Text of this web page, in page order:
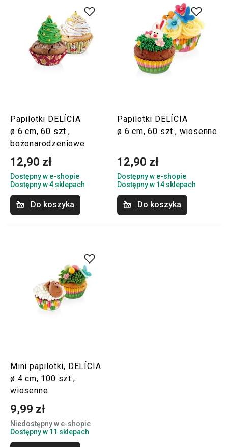
Papilotki DELÍCIA
ø 6 cm, 60 szt.,
bożonarodzeniowe
12,90 zł
Dostępny w e-shopie
Dostępny w 4 sklepach
Do koszyka
Papilotki DELÍCIA
ø 6 cm, 60 szt., wiosenne
12,90 zł
Dostępny w e-shopie
Dostępny w 14 sklepach
Do koszyka
Mini papilotki, DELÍCIA
ø 4 cm, 100 szt.,
wiosenne
9,99 zł
Niedostępny w e-shopie
Dostępny w 11 sklepach